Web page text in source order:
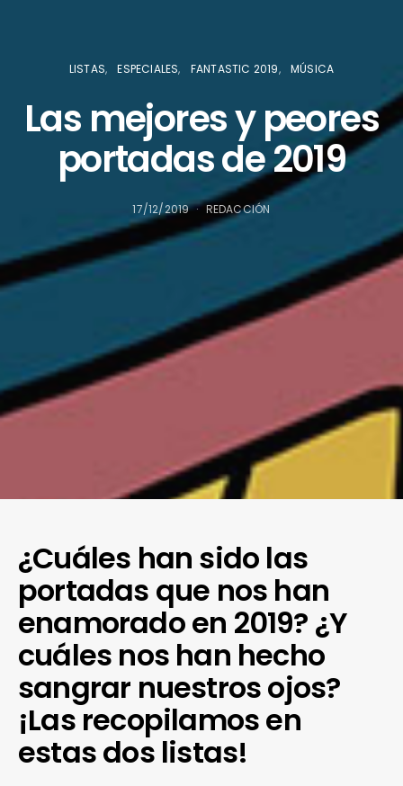
LISTAS ESPECIALES FANTASTIC 2019 MÚSICA
Las mejores y peores
portadas de 2019
17/12/2019 REDACCIÓN
¿Cuáles han sido las
portadas que nos han
enamorado en 2019? ¿Y
cuáles nos han hecho
sangrar nuestros ojos?
¡Las recopilamos en
estas dos listas!